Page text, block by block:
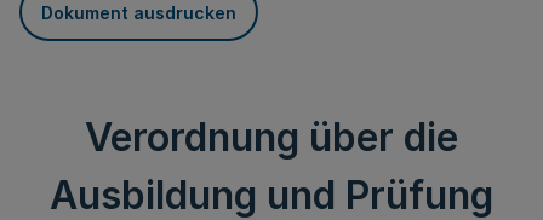
Dokument ausdrucken
Verordnung über die
Ausbildung und Prüfung